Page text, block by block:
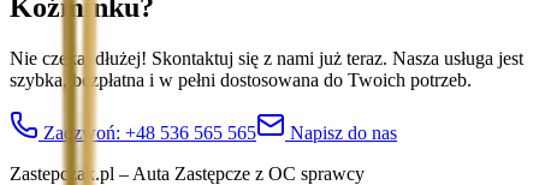
Koźminku?
Nie czekaj dłużej! Skontaktuj się z nami już teraz. Nasza usługa jest
szybka, bezpłatna i w pełni dostosowana do Twoich potrzeb.
Zadzwoń: +48 536 565 565
Napisz do nas
Zastepczak.pl – Auta Zastępcze z OC sprawcy